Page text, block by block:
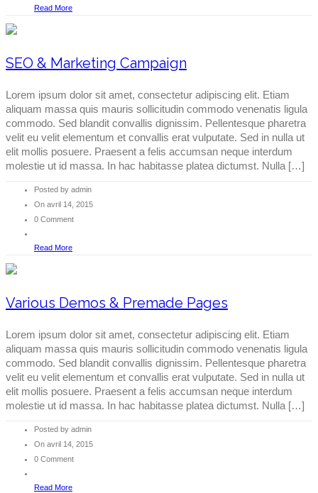
Read More
SEO & Marketing Campaign
Lorem ipsum dolor sit amet, consectetur adipiscing elit. Etiam
aliquam massa quis mauris sollicitudin commodo venenatis ligula
commodo. Sed blandit convallis dignissim. Pellentesque pharetra
velit eu velit elementum et convallis erat vulputate. Sed in nulla ut
elit mollis posuere. Praesent a felis accumsan neque interdum
molestie ut id massa. In hac habitasse platea dictumst. Nulla […]
Posted by admin
On avril 14, 2015
0 Comment
Read More
Various Demos & Premade Pages
Lorem ipsum dolor sit amet, consectetur adipiscing elit. Etiam
aliquam massa quis mauris sollicitudin commodo venenatis ligula
commodo. Sed blandit convallis dignissim. Pellentesque pharetra
velit eu velit elementum et convallis erat vulputate. Sed in nulla ut
elit mollis posuere. Praesent a felis accumsan neque interdum
molestie ut id massa. In hac habitasse platea dictumst. Nulla […]
Posted by admin
On avril 14, 2015
0 Comment
Read More